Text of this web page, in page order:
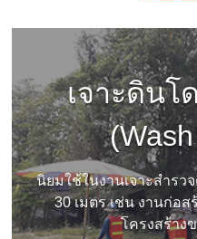
ริ่ง
จำกัด
บริการ
เจาะ
สำรวจ
ดิน
รับ
เจาะ
ดิน
เจาะดินโ
นิยมใช้ในงานเจาะสำรว
30 เมตร เช่น งานก่อ
โครงสร้าง